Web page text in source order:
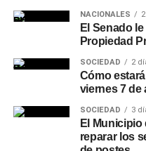
NACIONALES
El Senado
Propiedad
SOCIEDAD 2
Cómo
viernes 7 de
SOCIEDAD 3
El Municipio
reparar los